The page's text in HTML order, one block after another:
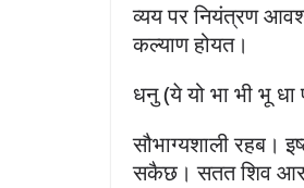
व्यय पर नियंत्रण
कल्याण होयत।
धनु (ये यो भा भी भू
सौभाग्यशाली रहब।
सकैछ। सतत शिव